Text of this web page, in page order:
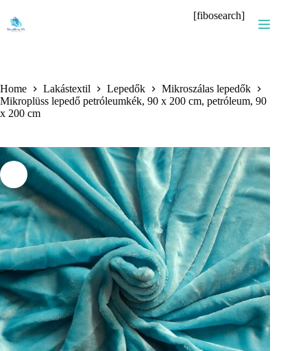
content
[fibosearch]
Home Lakástextil Lepedők
Mikroszálas lepedők
Mikroplüss lepedő petróleumkék, 90 x 200 cm, petróleum, 90
x 200 cm